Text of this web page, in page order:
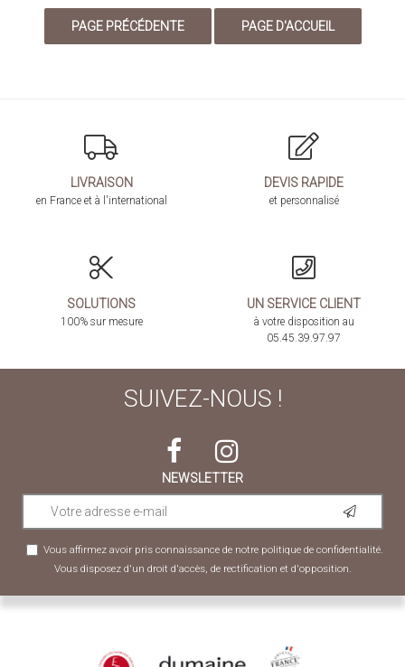
LIVRAISON
en France et à l'international
DEVIS RAPIDE
et personnalisé
SOLUTIONS
100% sur mesure
UN SERVICE CLIENT
à votre disposition au
05.45.39.97.97
SUIVEZ-NOUS !
NEWSLETTER
Vous affirmez avoir pris connaissance de notre politique de confidentialité.
Vous disposez d'un droit d'accès, de rectification et d'opposition.